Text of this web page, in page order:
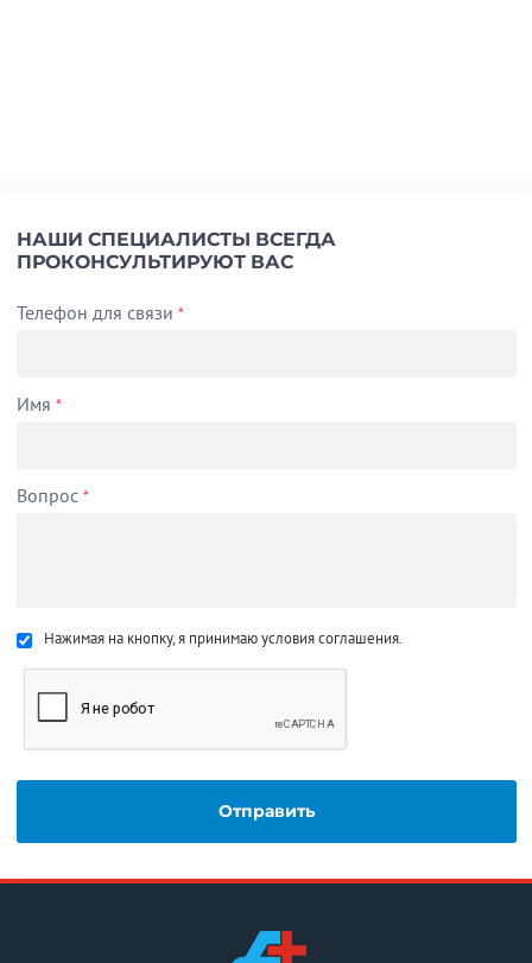
НАШИ СПЕЦИАЛИСТЫ ВСЕГДА
ПРОКОНСУЛЬТИРУЮТ ВАС
Телефон для связи *
Имя *
Вопрос *
Нажимая на кнопку, я принимаю условия соглашения.